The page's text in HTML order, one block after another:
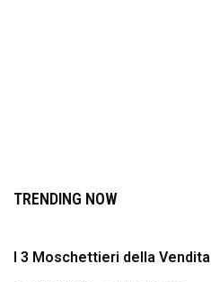
TRENDING NOW
I 3 Moschettieri della Vendita